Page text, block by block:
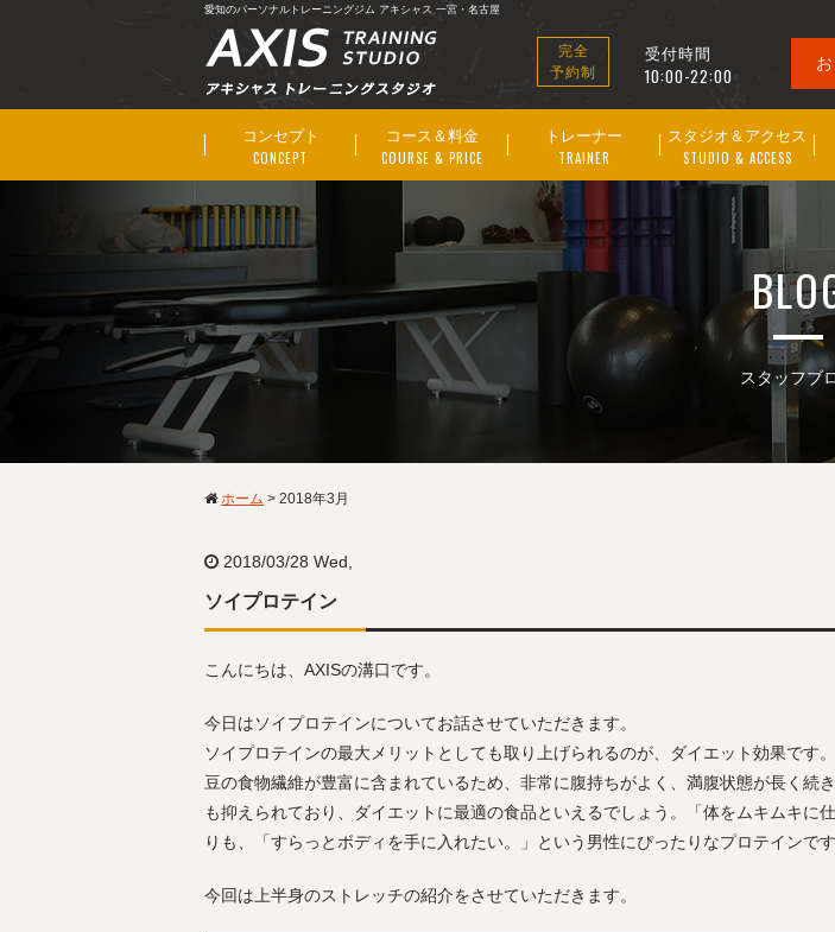
愛知のパーソナルトレーニングジム アキシャス 一宮・名古屋
完全
予約制
受付時間
10:00-22:00
コンセプト
CONCEPT
コース＆料金
COURSE & PRICE
トレーナー
TRAINER
スタジオ＆アクセス
STUDIO & ACCESS
スタッフブ
ホーム > 2018年3月
2018/03/28 Wed,
ソイプロテイン
こんにちは、AXISの溝口です。
今日はソイプロテインについてお話させていただきます。
ソイプロテインの最大メリットとしても取り上げられるのが、ダイエット効果です
豆の食物繊維が豊富に含まれているため、非常に腹持ちがよく、満腹状態が長く続
も抑えられており、ダイエットに最適の食品といえるでしょう。「体をムキムキに
りも、「すらっとボディを手に入れたい。」という男性にぴったりなプロテインです
今回は上半身のストレッチの紹介をさせていただきます。